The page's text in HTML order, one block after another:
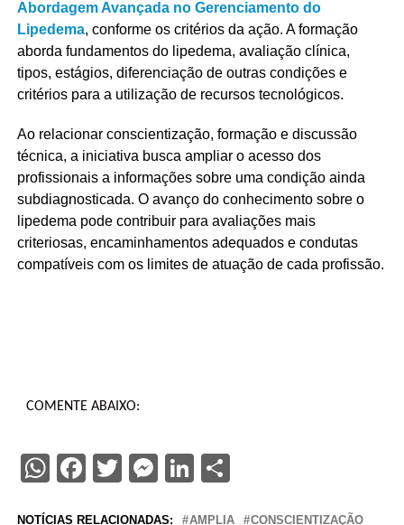
Abordagem Avançada no Gerenciamento do
Lipedema, conforme os critérios da ação. A formação
aborda fundamentos do lipedema, avaliação clínica,
tipos, estágios, diferenciação de outras condições e
critérios para a utilização de recursos tecnológicos.
Ao relacionar conscientização, formação e discussão
técnica, a iniciativa busca ampliar o acesso dos
profissionais a informações sobre uma condição ainda
subdiagnosticada. O avanço do conhecimento sobre o
lipedema pode contribuir para avaliações mais
criteriosas, encaminhamentos adequados e condutas
compatíveis com os limites de atuação de cada profissão.
COMENTE ABAIXO:
WhatsApp
Facebook
Twitter
Messenger
LinkedIn
Share
NOTÍCIAS RELACIONADAS: AMPLIA CONSCIENTIZAÇÃO